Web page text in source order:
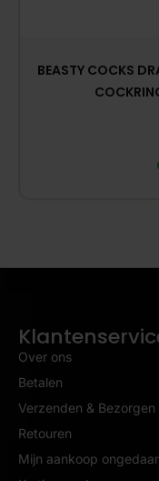
BEASTY COCKS
Over ons
Betalen
Verzenden & Bezorgen
Retouren
Mijn aankoop